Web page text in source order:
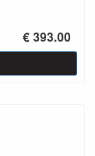
€ 393.00